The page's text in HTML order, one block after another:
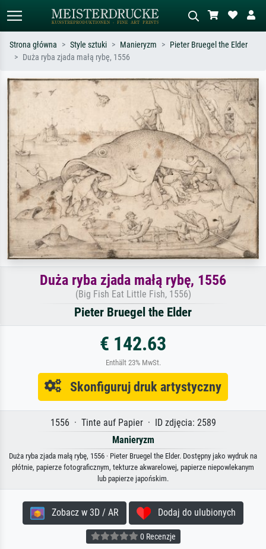
Szukaj wg artysty, tytułu lub stylu – np.
Monet, Gwiaździsta noc,
impresjonizm, fala Hokusaia, akt.
Opisz scenę – np. zielona łąka,
abstrakcja z czerwienią, ciemny olej,
stojący akt obok drzewa.
Strona główna Style sztuki Manieryzm
Pieter Bruegel the Elder
Duża ryba zjada małą rybę, 1556
Duża ryba zjada małą rybę, 1556
(Big Fish Eat Little Fish, 1556)
Pieter Bruegel the Elder
€ 142.63
Enthält 23% MwSt.
Skonfiguruj druk artystyczny
1556 · Tinte auf Papier · ID zdjęcia: 2589
Manieryzm
Duża ryba zjada małą rybę, 1556 · Pieter Bruegel the Elder. Dostępny jako wydruk na
płótnie, papierze fotograficznym, tekturze akwarelowej, papierze niepowlekanym
lub papierze japońskim.
Zobacz w 3D / AR Dodaj do ulubionych
0 Recenzje